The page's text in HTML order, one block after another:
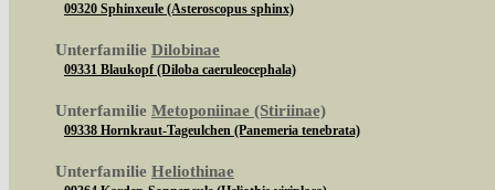
09320 Sphinxeule (Asteroscopus sphinx)
Unterfamilie Dilobinae
09331 Blaukopf (Diloba caeruleocephala)
Unterfamilie Metoponiinae (Stiriinae)
09338 Hornkraut-Tageulchen (Panemeria tenebrata)
Unterfamilie Heliothinae